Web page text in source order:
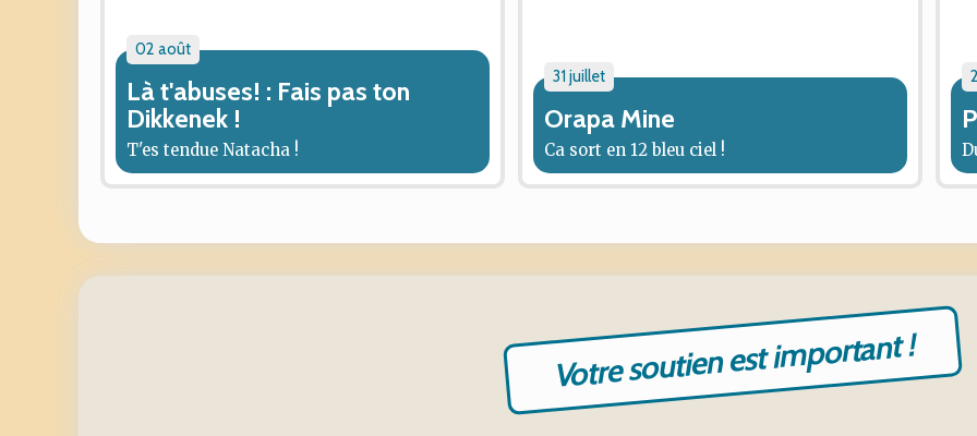
02 août
Là t'abuses! : Fais pas ton
Dikkenek !
T'es tendue Natacha !
31 juillet
Orapa Mine
Ca sort en 12 bleu ciel !
Votre soutien est important !